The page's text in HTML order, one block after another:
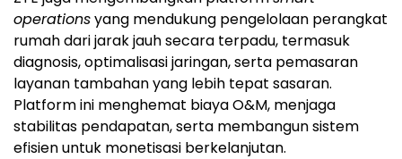
operationsyang mendukung pengelolaan perangkat
rumah dari jarak jauh secara terpadu, termasuk
diagnosis, optimalisasi jaringan, serta pemasaran
layanan tambahan yang lebih tepat sasaran.
Platform ini menghemat biaya O&M, menjaga
stabilitas pendapatan, serta membangun sistem
efisien untuk monetisasi berkelanjutan.